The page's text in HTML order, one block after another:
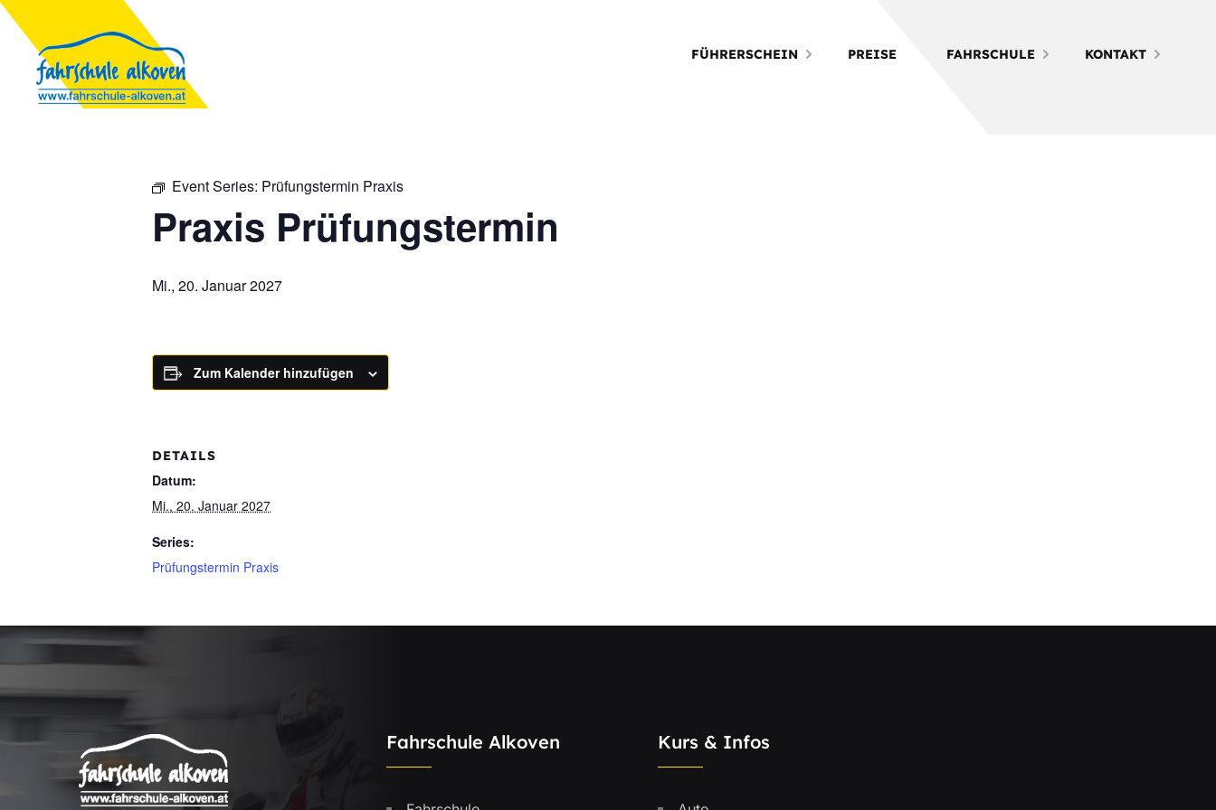
FÜHRERSCHEIN PREISE FAHRSCHULE KONTAKT
Event Series: Prüfungstermin Praxis
Praxis Prüfungstermin
Mi., 20. Januar 2027
Zum Kalender hinzufügen
DETAILS
Datum:
Mi., 20. Januar 2027
Series:
Prüfungstermin Praxis
Fahrschule Alkoven Kurs & Infos